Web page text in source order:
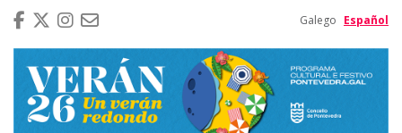
Galego Español